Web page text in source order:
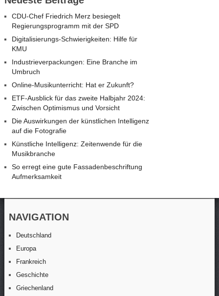
CDU-Chef Friedrich Merz besiegelt
Regierungsprogramm mit der SPD
Digitalisierungs-Schwierigkeiten: Hilfe für
KMU
Industrieverpackungen: Eine Branche im
Umbruch
Online-Musikunterricht: Hat er Zukunft?
ETF-Ausblick für das zweite Halbjahr 2024:
Zwischen Optimismus und Vorsicht
Die Auswirkungen der künstlichen Intelligenz
auf die Fotografie
Künstliche Intelligenz: Zeitenwende für die
Musikbranche
So erregt eine gute Fassadenbeschriftung
Aufmerksamkeit
NAVIGATION
Deutschland
Europa
Frankreich
Geschichte
Griechenland